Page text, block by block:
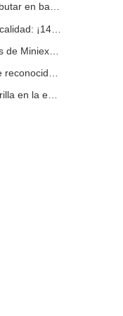
EACHAN está a punto de debutar en bauma CHINA 2026, presentando innovadores logros en maquinaria de construcción pequeña en Shanghái
El Grupo Shandong Eacan brilla en la exposición de Hungría